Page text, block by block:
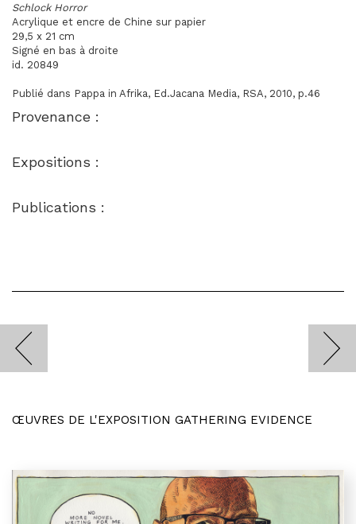
Schlock Horror
Acrylique et encre de Chine sur papier
29,5 x 21 cm
Signé en bas à droite
id. 20849
Publié dans Pappa in Afrika, Ed.Jacana Media, RSA, 2010, p.46
Provenance :
Expositions :
Publications :
ŒUVRES DE L'EXPOSITION GATHERING EVIDENCE